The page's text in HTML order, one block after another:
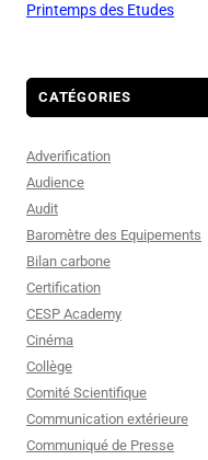
articles
Printemps des Etudes
CATÉGORIES
Adverification
Audience
Audit
Baromètre des Equipements
Bilan carbone
Certification
CESP Academy
Cinéma
Collège
Comité Scientifique
Communication extérieure
Communiqué de Presse